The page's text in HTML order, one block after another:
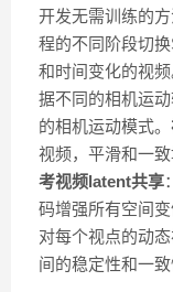
开发无需训练的
程的不同阶段切
和时间变化的视频
据不同的相机运
的相机运动模式。
视频，平滑和一致
考视频latent共享
码增强所有空间变
对每个视点的动
间的稳定性和一致